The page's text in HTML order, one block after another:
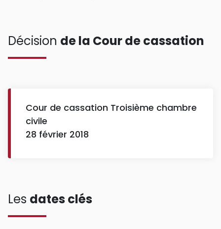
Décision de la Cour de cassation
Cour de cassation Troisième chambre
civile
28 février 2018
Les dates clés